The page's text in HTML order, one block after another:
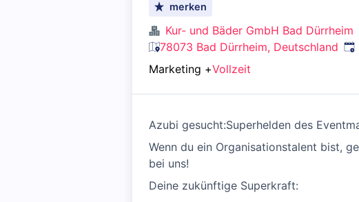
merken
Kur- und Bäder GmbH Bad Dürrheim
78073 Bad Dürrheim, Deutschland
Marketing +Vollzeit
Azubi gesucht:Superhelden des
Wenn du ein Organisationstalent bist,
bei uns!
Deine zukünftige Superkraft: